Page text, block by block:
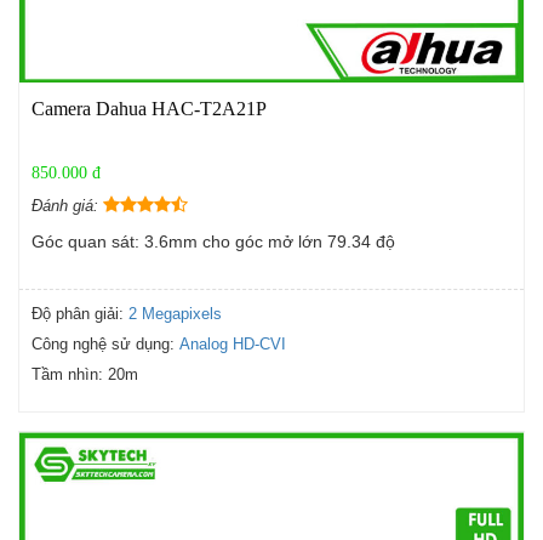
Camera Dahua HAC-T2A21P
850.000 đ
Đánh giá:
Góc quan sát: 3.6mm cho góc mở lớn 79.34 độ
Độ phân giải: 2 Megapixels
Công nghệ sử dụng: Analog HD-CVI
Tầm nhìn: 20m